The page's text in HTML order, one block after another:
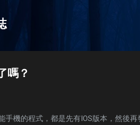
嗎？
手機的程式，都是先有IOS版本，然後